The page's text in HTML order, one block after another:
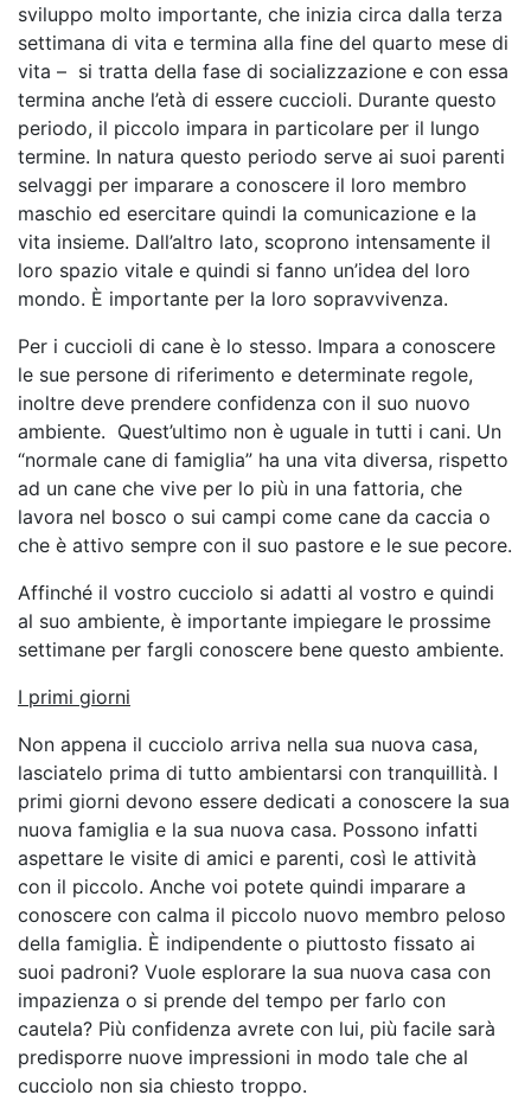
sviluppo molto importante, che inizia circa dalla terza
settimana di vita e termina alla fine del quarto mese di
vita – si tratta della fase di socializzazione e con essa
termina anche l’età di essere cuccioli. Durante questo
periodo, il piccolo impara in particolare per il lungo
termine. In natura questo periodo serve ai suoi parenti
selvaggi per imparare a conoscere il loro membro
maschio ed esercitare quindi la comunicazione e la
vita insieme. Dall’altro lato, scoprono intensamente il
loro spazio vitale e quindi si fanno un’idea del loro
mondo. È importante per la loro sopravvivenza.
Per i cuccioli di cane è lo stesso. Impara a conoscere
le sue persone di riferimento e determinate regole,
inoltre deve prendere confidenza con il suo nuovo
ambiente. Quest’ultimo non è uguale in tutti i cani. Un
“normale cane di famiglia” ha una vita diversa, rispetto
ad un cane che vive per lo più in una fattoria, che
lavora nel bosco o sui campi come cane da caccia o
che è attivo sempre con il suo pastore e le sue pecore.
Affinché il vostro cucciolo si adatti al vostro e quindi
al suo ambiente, è importante impiegare le prossime
settimane per fargli conoscere bene questo ambiente.
I primi giorni
Non appena il cucciolo arriva nella sua nuova casa,
lasciatelo prima di tutto ambientarsi con tranquillità. I
primi giorni devono essere dedicati a conoscere la sua
nuova famiglia e la sua nuova casa. Possono infatti
aspettare le visite di amici e parenti, così le attività
con il piccolo. Anche voi potete quindi imparare a
conoscere con calma il piccolo nuovo membro peloso
della famiglia. È indipendente o piuttosto fissato ai
suoi padroni? Vuole esplorare la sua nuova casa con
impazienza o si prende del tempo per farlo con
cautela? Più confidenza avrete con lui, più facile sarà
predisporre nuove impressioni in modo tale che al
cucciolo non sia chiesto troppo.